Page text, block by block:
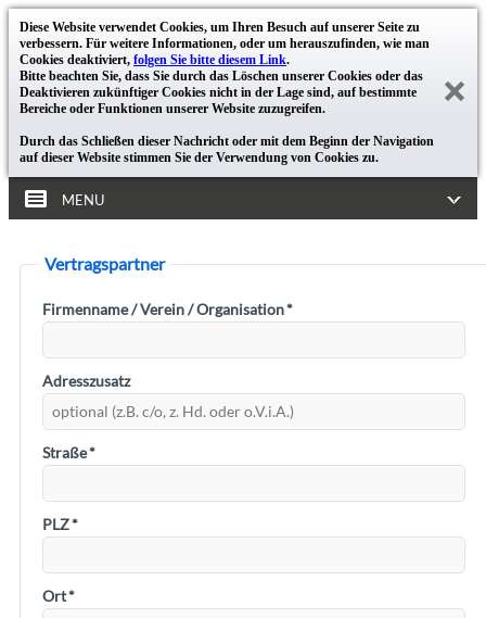
Diese Website verwendet Cookies, um Ihren Besuch auf unserer Seite zu
verbessern. Für weitere Informationen, oder um herauszufinden, wie man
Cookies deaktiviert, folgen Sie bitte diesem Link.
Bitte beachten Sie, dass Sie durch das Löschen unserer Cookies oder das
Deaktivieren zukünftiger Cookies nicht in der Lage sind, auf bestimmte
Bereiche oder Funktionen unserer Website zuzugreifen.
Durch das Schließen dieser Nachricht oder mit dem Beginn der Navigation
auf dieser Website stimmen Sie der Verwendung von Cookies zu.
MENU
Vertragspartner
Firmenname / Verein / Organisation*
Adresszusatz
Straße*
PLZ*
Ort*